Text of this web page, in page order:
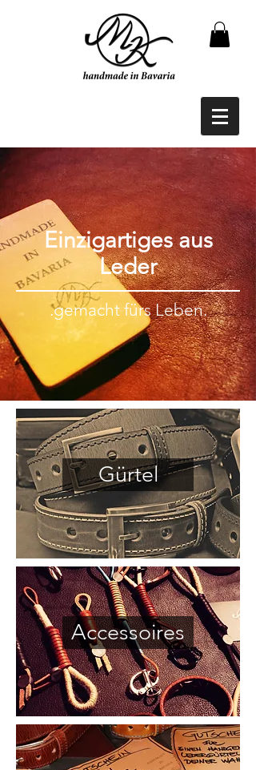
Einzigartiges aus
Leder
.gemacht fürs Leben.
Gürtel
Accessoires